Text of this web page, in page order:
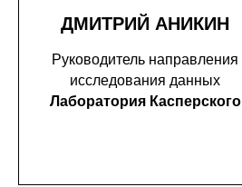
ДМИТРИЙ АНИКИН
Руководитель направления
исследования данных
Лаборатория Касперского